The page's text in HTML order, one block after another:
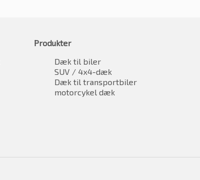
Produkter
Dæk til biler
SUV / 4x4-dæk
Dæk til transportbiler
motorcykel dæk